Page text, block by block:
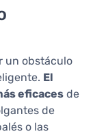
un obstáculo
El
eficaces de
de
o las